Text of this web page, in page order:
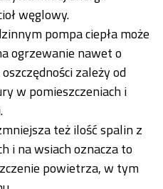
węglowy.
pompa ciepła może
ogrzewanie nawet o
zależy od
w pomieszczeniach i
też ilość spalin z
i na wsiach oznacza to
powietrza, w tym